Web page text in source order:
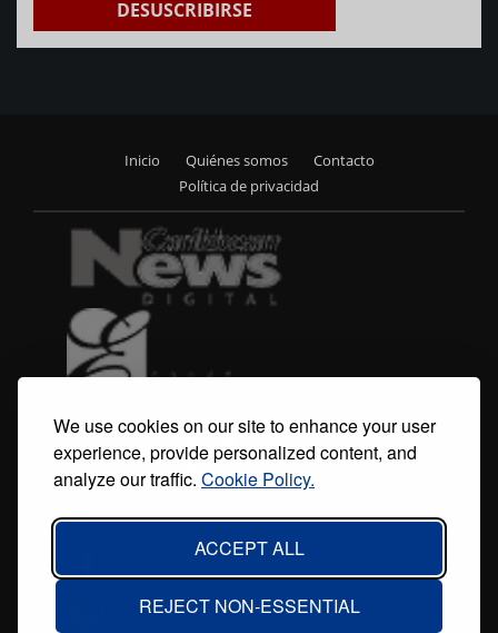
We use cookies on our site to enhance your user
experience, provide personalized content, and
analyze our traffic. Cookie Policy.
ACCEPT ALL
REJECT NON-ESSENTIAL
DESUSCRIBIRSE
menu
Inicio Quiénes somos
Contacto
Política de privacidad